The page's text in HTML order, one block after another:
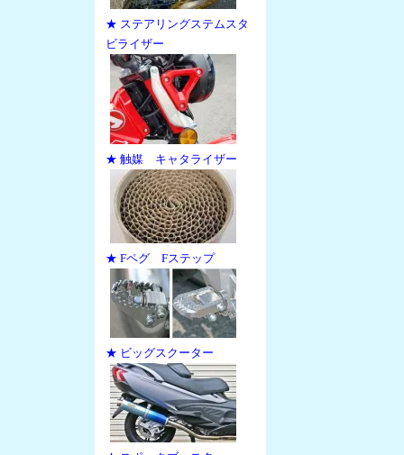
★ ステアリングステムスタ
ビライザー
★ 触媒 キャタライザー
★ Fペグ Fステップ
★ ビッグスクーター